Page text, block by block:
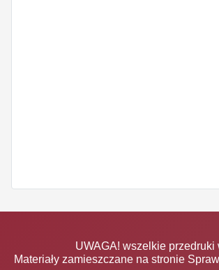
UWAGA! wszelkie przedruki
Materiały zamieszczane na stronie